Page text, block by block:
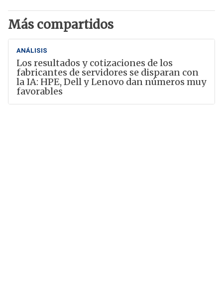
Más compartidos
ANÁLISIS
Los resultados y cotizaciones de los
fabricantes de servidores se disparan con
la IA: HPE, Dell y Lenovo dan números muy
favorables